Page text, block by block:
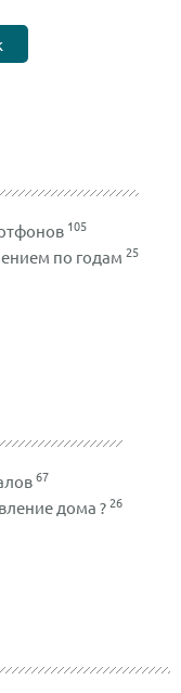
105
по годам 25
67
дома ?26